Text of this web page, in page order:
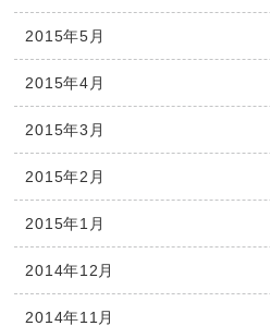
2015年5月
2015年4月
2015年3月
2015年2月
2015年1月
2014年12月
2014年11月